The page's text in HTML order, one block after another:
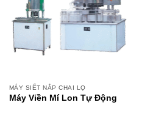
MÁY SIẾT NẮP CHAI LỌ
Máy Viền Mí Lon Tự Động